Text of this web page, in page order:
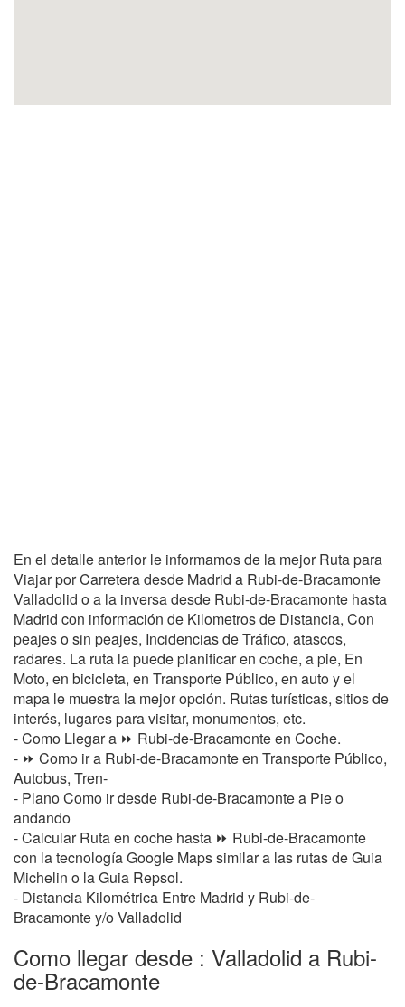
En el detalle anterior le informamos de la mejor Ruta para
Viajar por Carretera desde Madrid a Rubi-de-Bracamonte
Valladolid o a la inversa desde Rubi-de-Bracamonte hasta
Madrid con información de Kilometros de Distancia, Con
peajes o sin peajes, Incidencias de Tráfico, atascos,
radares. La ruta la puede planificar en coche, a pie, En
Moto, en bicicleta, en Transporte Público, en auto y el
mapa le muestra la mejor opción. Rutas turísticas, sitios de
interés, lugares para visitar, monumentos, etc.
- Como Llegar a ⏩ Rubi-de-Bracamonte en Coche.
- ⏩ Como ir a Rubi-de-Bracamonte en Transporte Público,
Autobus, Tren-
- Plano Como ir desde Rubi-de-Bracamonte a Pie o
andando
- Calcular Ruta en coche hasta ⏩ Rubi-de-Bracamonte
con la tecnología Google Maps similar a las rutas de Guia
Michelin o la Guia Repsol.
- Distancia Kilométrica Entre Madrid y Rubi-de-
Bracamonte y/o Valladolid
Como llegar desde : Valladolid a Rubi-
de-Bracamonte